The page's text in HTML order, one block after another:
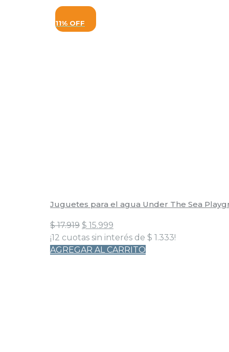
11% OFF
Juguetes para el agua Under The Sea
$17.919 El
precio
original
$ 15.999
precio
actual
¡12 cuotas sin interés de $ 1.333!
AGREGAR AL CARRITO